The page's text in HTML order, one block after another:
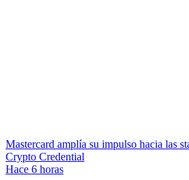
Mastercard amplía su impulso hacia las
Crypto Credential
Hace 6 horas